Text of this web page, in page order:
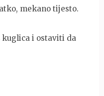
mekano tijesto.
i ostaviti da